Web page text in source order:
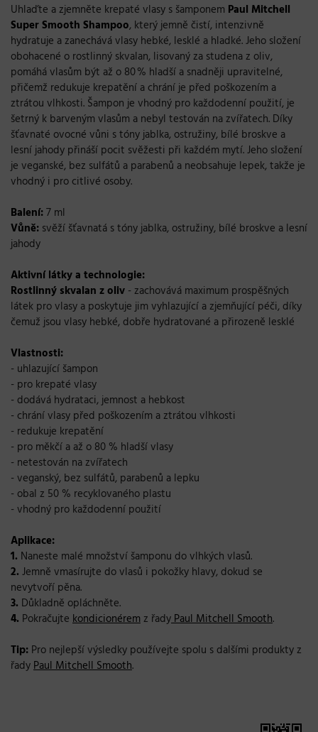
Uhlaďte a zjemněte krepaté vlasy s šamponem Paul Mitchell
Super Smooth Shampoo, který jemně čistí, intenzivně
hydratuje a zanechává vlasy hebké, lesklé a hladké. Jeho složení
obohacené o rostlinný skvalan, lisovaný za studena z oliv,
pomáhá vlasům být až o 80 % hladší a snadněji upravitelné,
přičemž redukuje krepatění a chrání je před poškozením a
ztrátou vlhkosti. Šampon je vhodný pro každodenní použití, je
šetrný k barveným vlasům a nebyl testován na zvířatech. Díky
šťavnaté ovocné vůni s tóny jablka, ostružiny, bílé broskve a
lesní jahody přináší pocit svěžesti při každém mytí. Jeho složení
je veganské, bez sulfátů a parabenů a neobsahuje lepek, takže je
vhodný i pro citlivé osoby.
Balení:7 ml
Vůně: svěží šťavnatá s tóny jablka, ostružiny, bílé broskve a lesní
jahody
Aktivní látky a technologie:
Rostlinný skvalan z oliv - zachovává maximum prospěšných
látek pro vlasy a poskytuje jim vyhlazující a zjemňující péči, díky
čemuž jsou vlasy hebké, dobře hydratované a přirozeně lesklé
Vlastnosti:
- uhlazující šampon
- pro krepaté vlasy
- dodává hydrataci, jemnost a hebkost
- chrání vlasy před poškozením a ztrátou vlhkosti
- redukuje krepatění
- pro měkčí a až o 80 % hladší vlasy
- netestován na zvířatech
- veganský, bez sulfátů, parabenů a lepku
- obal z 50 % recyklovaného plastu
- vhodný pro každodenní použití
Aplikace:
1. Naneste malé množství šamponu do vlhkých vlasů.
2. Jemně vmasírujte do vlasů i pokožky hlavy, dokud se
nevytvoří pěna.
3. Důkladně opláchněte.
4. Pokračujte kondicionérem z řadyPaul Mitchell Smooth.
Tip: Pro nejlepší výsledky používejte spolu s dalšími produkty z
řadyPaul Mitchell Smooth.